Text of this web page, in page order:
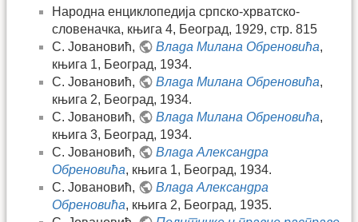
Народна енциклопедија српско-хрватско-
словеначка, књига 4, Београд, 1929, стр. 815
С. Јовановић,
Влада Милана Обреновића,
књига 1, Београд, 1934.
С. Јовановић,
Влада Милана Обреновића,
књига 2, Београд, 1934.
С. Јовановић,
Влада Милана Обреновића,
књига 3, Београд, 1934.
С. Јовановић,
Влада Александра
Обреновића, књига 1, Београд, 1934.
С. Јовановић,
Влада Александра
Обреновића, књига 2, Београд, 1935.